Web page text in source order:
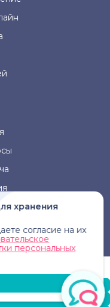
хранения
согласие на их
персональных
не может быть
назначения
врача.